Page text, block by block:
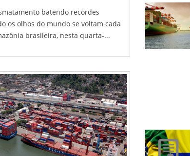
batendo recordes
os olhos do mundo se voltam cada
brasileira, nesta quarta-...